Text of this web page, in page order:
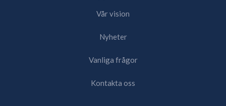
Vår vision
Nyheter
Vanliga frågor
Kontakta oss